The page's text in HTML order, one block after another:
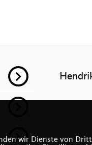
wir Dienste von